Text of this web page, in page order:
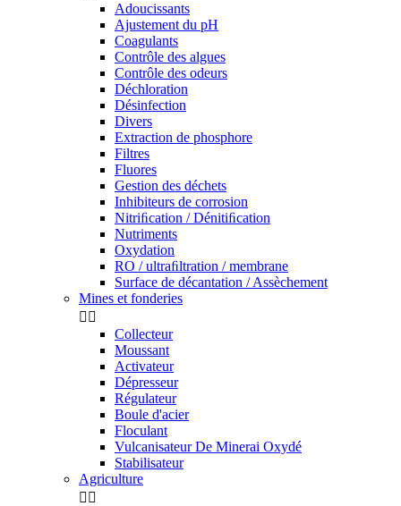
Adoucissants
Ajustement du pH
Coagulants
Contrôle des algues
Contrôle des odeurs
Déchloration
Désinfection
Divers
Extraction de phosphore
Filtres
Fluores
Gestion des déchets
Inhibiteurs de corrosion
Nitriﬁcation / Dénitiﬁcation
Nutriments
Oxydation
RO / ultraﬁltration / membrane
Surface de décantation / Assèchement
Mines et fonderies
 
Collecteur
Moussant
Activateur
Dépresseur
Régulateur
Boule d'acier
Floculant
Vulcanisateur De Minerai Oxydé
Stabilisateur
Agriculture
 